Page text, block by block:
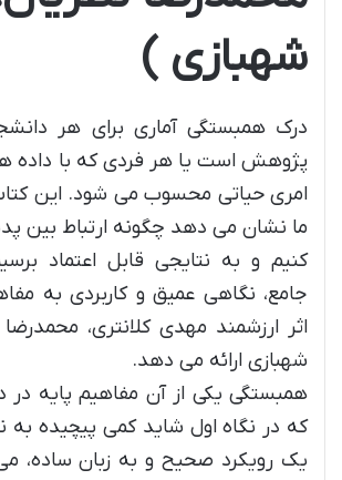
شهبازی )
درک همبستگی آماری برای هر
پژوهش است یا هر فردی که با داده ها
امری حیاتی محسوب می شود. این
ما نشان می دهد چگونه ارتباط بین
کنیم و به نتایجی قابل اعتماد
جامع، نگاهی عمیق و کاربردی به
اثر ارزشمند مهدی کلانتری،
شهبازی ارائه می دهد.
همبستگی یکی از آن مفاهیم پایه در
که در نگاه اول شاید کمی پیچیده به
یک رویکرد صحیح و به زبان ساده،